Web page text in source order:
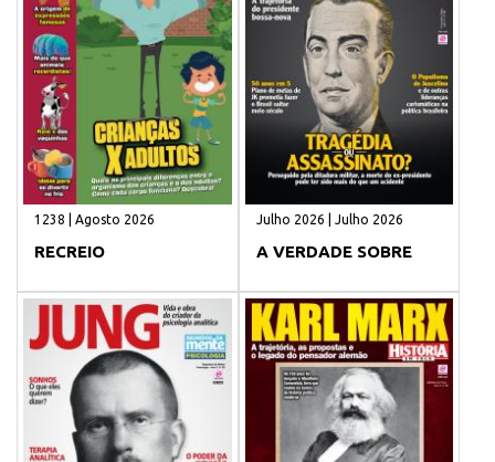
1238 | Agosto 2026
RECREIO
Julho 2026 | Julho 2026
A VERDADE SOBRE